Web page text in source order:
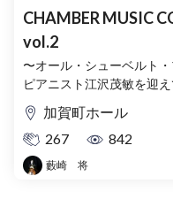
CHAMBER MUSIC
vol.2
〜オール・シューベルト
ピアニスト江沢茂敏を迎え
加賀町ホール
267
842
藪崎 将